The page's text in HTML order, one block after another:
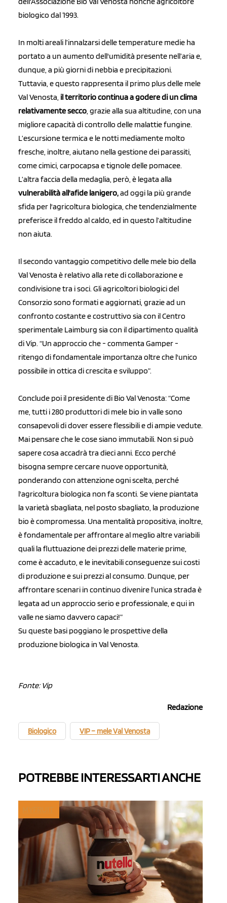
biologico dal 1993.
In molti areali l’innalzarsi delle temperature medie ha
portato a un aumento dell'umidità presente nell’aria e,
dunque, a più giorni di nebbia e precipitazioni.
Tuttavia, e questo rappresenta il primo plus delle mele
Val Venosta, il territorio continua a godere di un clima
relativamente secco, grazie alla sua altitudine, con una
migliore capacità di controllo delle malattie fungine.
L’escursione termica e le notti mediamente molto
fresche, inoltre, aiutano nella gestione dei parassiti,
come cimici, carpocapsa e tignole delle pomacee.
L’altra faccia della medaglia, però, è legata alla
vulnerabilità all'afide lanigero,ad oggi la più grande
sfida per l'agricoltura biologica, che tendenzialmente
preferisce il freddo al caldo, ed in questo l’altitudine
non aiuta.
Il secondo vantaggio competitivo delle mele bio della
Val Venosta è relativo alla rete di collaborazione e
condivisione tra i soci. Gli agricoltori biologici del
Consorzio sono formati e aggiornati, grazie ad un
confronto costante e costruttivo sia con il Centro
sperimentale Laimburg sia con il dipartimento qualità
di Vip. “Un approccio che - commenta Gamper -
ritengo di fondamentale importanza oltre che l'unico
possibile in ottica di crescita e sviluppo”.
Conclude poi il presidente di Bio Val Venosta: “Come
me, tutti i 280 produttori di mele bio in valle sono
consapevoli di dover essere flessibili e di ampie vedute.
Mai pensare che le cose siano immutabili. Non si può
sapere cosa accadrà tra dieci anni. Ecco perché
bisogna sempre cercare nuove opportunità,
ponderando con attenzione ogni scelta, perché
l'agricoltura biologica non fa sconti. Se viene piantata
la varietà sbagliata, nel posto sbagliato, la produzione
bio è compromessa. Una mentalità propositiva, inoltre,
è fondamentale per affrontare al meglio altre variabili
quali la fluttuazione dei prezzi delle materie prime,
come è accaduto, e le inevitabili conseguenze sui costi
di produzione e sui prezzi al consumo. Dunque, per
affrontare scenari in continuo divenire l’unica strada è
legata ad un approccio serio e professionale, e qui in
valle ne siamo davvero capaci!”
Su queste basi poggiano le prospettive della
produzione biologica in Val Venosta.
Fonte: Vip
Redazione
Biologico VIP – mele Val Venosta
POTREBBE INTERESSARTI ANCHE